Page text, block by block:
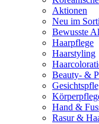
Aktionen
Neu im
Bewusste
Haarpflege
Haarstyling
Beauty- &
Hand &
Rasur &